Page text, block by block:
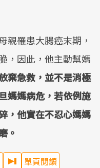
親罹患大腸癌末期，
，因此，他主動幫媽
放棄急救，並不是消極
媽媽病危，若依例施
，他實在不忍心媽媽
。
單頁閱讀